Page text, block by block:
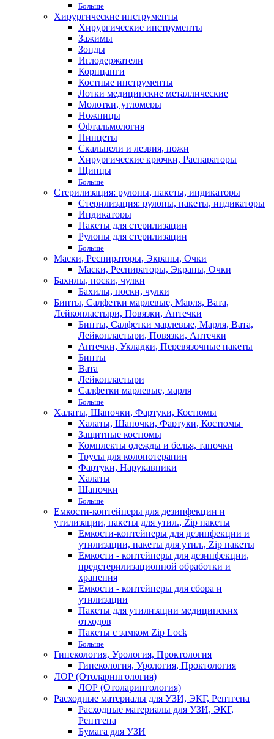
Больше
Хирургические инструменты
Хирургические инструменты
Зажимы
Зонды
Иглодержатели
Корнцанги
Костные инструменты
Лотки медицинские металлические
Молотки, угломеры
Ножницы
Офтальмология
Пинцеты
Скальпели и лезвия, ножи
Хирургические крючки, Распараторы
Щипцы
Больше
Стерилизация: рулоны, пакеты, индикаторы
Стерилизация: рулоны, пакеты, индикаторы
Индикаторы
Пакеты для стерилизации
Рулоны для стерилизации
Больше
Маски, Респираторы, Экраны, Очки
Маски, Респираторы, Экраны, Очки
Бахилы, носки, чулки
Бахилы, носки, чулки
Бинты, Салфетки марлевые, Марля, Вата,
Лейкопластыри, Повязки, Аптечки
Бинты, Салфетки марлевые, Марля, Вата,
Лейкопластыри, Повязки, Аптечки
Аптечки, Укладки, Перевязочные пакеты
Бинты
Вата
Лейкопластыри
Салфетки марлевые, марля
Больше
Халаты, Шапочки, Фартуки, Костюмы
Халаты, Шапочки, Фартуки, Костюмы
Защитные костюмы
Комплекты одежды и белья, тапочки
Трусы для колонотерапии
Фартуки, Нарукавники
Халаты
Шапочки
Больше
Емкости-контейнеры для дезинфекции и
утилизации, пакеты для утил., Zip пакеты
Емкости-контейнеры для дезинфекции и
утилизации, пакеты для утил., Zip пакеты
Емкости - контейнеры для дезинфекции,
предстерилизационной обработки и
хранения
Емкости - контейнеры для сбора и
утилизации
Пакеты для утилизации медицинских
отходов
Пакеты с замком Zip Lock
Больше
Гинекология, Урология, Проктология
Гинекология, Урология, Проктология
ЛОР (Отоларингология)
ЛОР (Отоларингология)
Расходные материалы для УЗИ, ЭКГ, Рентгена
Расходные материалы для УЗИ, ЭКГ,
Рентгена
Бумага для УЗИ